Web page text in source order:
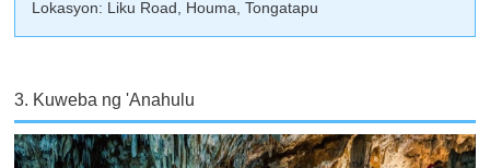
Lokasyon: Liku Road, Houma, Tongatapu
3. Kuweba ng 'Anahulu